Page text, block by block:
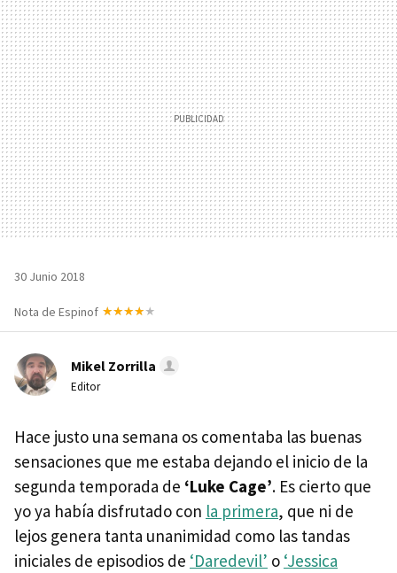
MAIL
30 Junio 2018
Nota de Espinof
Mikel Zorrilla
Editor
Hace justo una semana os comentaba las buenas
sensaciones que me estaba dejando el inicio de la
segunda temporada de ‘Luke Cage’. Es cierto que
yo ya había disfrutado con la primera, que ni de
lejos genera tanta unanimidad como las tandas
iniciales de episodios de ‘Daredevil’ o ‘Jessica